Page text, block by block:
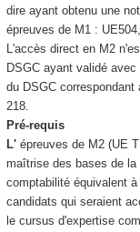
dire ayant obtenu une
épreuves de M1 :
L'accès direct en M2
DSGC ayant validé
du DSGC
218.
Pré-requis
L'épreuves de M2 (UE
maîtrise des bases de la
comptabilité équivalent
candidats qui seraient
le cursus d'expertise